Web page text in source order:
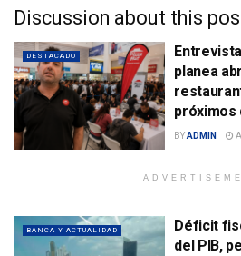
Discussion about this
DESTACADO
planea
próximos
BYADMIN
BANCA Y ACTUALIDAD
Déficit
del PIB,